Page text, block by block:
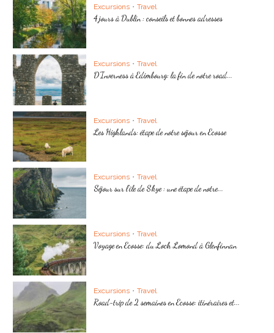
Excursions • Travel
4 jours à Dublin : conseils et bonnes adresses
Excursions • Travel
D’Inverness à Edimbourg: la fin de notre road...
Excursions • Travel
Les Highlands: étape de notre séjour en Ecosse
Excursions • Travel
Séjour sur l’île de Skye : une étape de notre...
Excursions • Travel
Voyage en Ecosse: du Loch Lomond à Glenfinnan
Excursions • Travel
Road-trip de 2 semaines en Ecosse: itinéraires et...